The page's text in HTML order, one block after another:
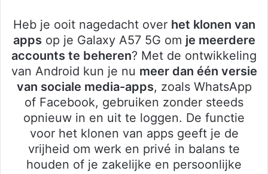
Heb je ooit nagedacht over het klonen van
apps op je Galaxy A57 5G om je meerdere
accounts te beheren? Met de ontwikkeling
van Android kun je nu meer dan één versie
van sociale media-apps, zoals WhatsApp
of Facebook, gebruiken zonder steeds
opnieuw in en uit te loggen. De functie
voor het klonen van apps geeft je de
vrijheid om werk en privé in balans te
houden of je zakelijke en persoonlijke